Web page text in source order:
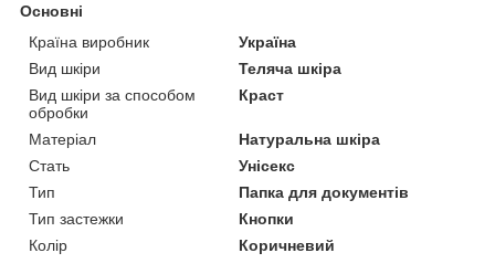
Основні
Країна виробник
Україна
Вид шкіри
Теляча шкіра
Вид шкіри за способом
обробки
Краст
Матеріал
Натуральна шкіра
Стать
Унісекс
Тип
Папка для документів
Тип застежки
Кнопки
Колір
Коричневий